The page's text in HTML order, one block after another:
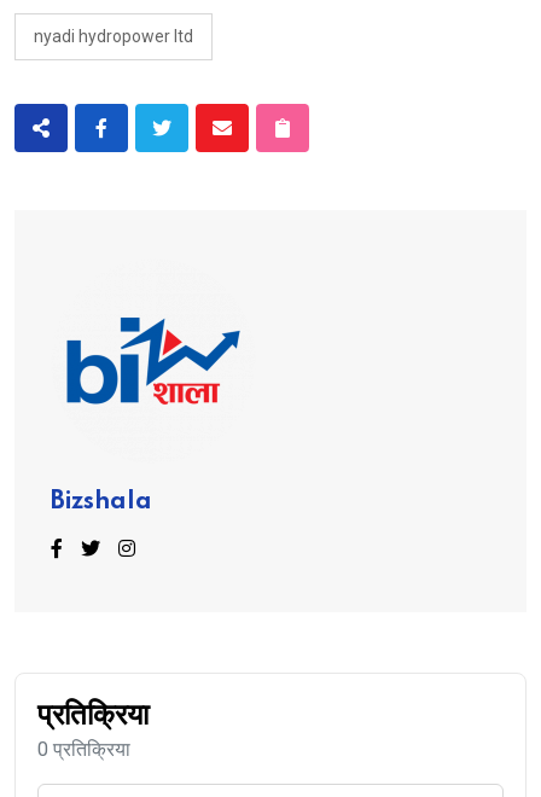
nyadi hydropower ltd
Bizshala
प्रतिक्रिया
0 प्रतिक्रिया